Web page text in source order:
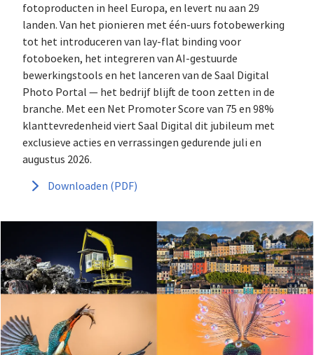
fotoproducten in heel Europa, en levert nu aan 29
landen. Van het pionieren met één-uurs fotobewerking
tot het introduceren van lay-flat binding voor
fotoboeken, het integreren van AI-gestuurde
bewerkingstools en het lanceren van de Saal Digital
Photo Portal — het bedrijf blijft de toon zetten in de
branche. Met een Net Promoter Score van 75 en 98%
klanttevredenheid viert Saal Digital dit jubileum met
exclusieve acties en verrassingen gedurende juli en
augustus 2026.
Downloaden (PDF)